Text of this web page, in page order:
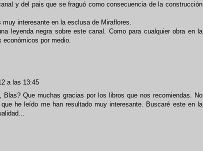
y del pais que se fraguó como consecuencia de la construcción
muy interesante en la esclusa de Miraflores.
leyenda negra sobre este canal. Como para cualquier obra en la
económicos por medio.
a las 13:45
Blas? Que muchas gracias por los libros que nos recomiendas. No
he leído me han resultado muy interesante. Buscaré este en la